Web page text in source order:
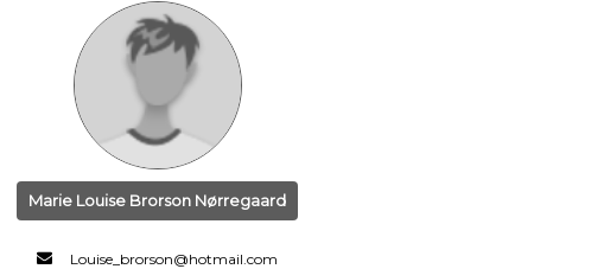
Marie Louise Brorson Nørregaard
Louise_brorson@hotmail.com